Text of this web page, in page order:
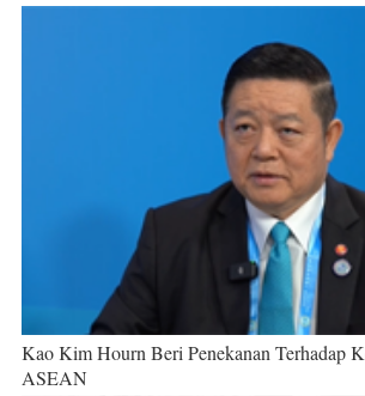
Kao Kim Hourn Beri Penekanan Terhadap
ASEAN